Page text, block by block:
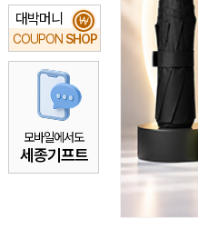
대박머니
COUPON SHOP
₩
모바일에서도
세종기프트